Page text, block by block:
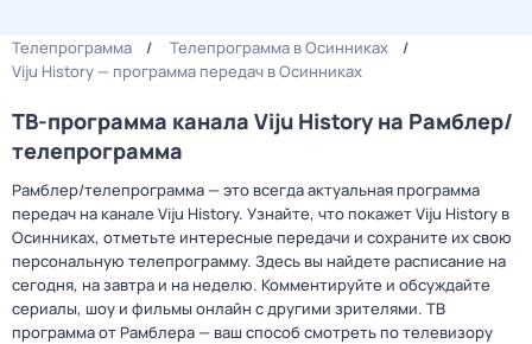
Телепрограмма
Телепрограмма в Осинниках
Viju History — программа передач в Осинниках
ТВ-программа канала Viju History на Рамблер/
телепрограмма
Рамблер/телепрограмма — это всегда актуальная программа
передач на канале Viju History. Узнайте, что покажет Viju History в
Осинниках, отметьте интересные передачи и сохраните их свою
персональную телепрограмму. Здесь вы найдете расписание на
сегодня, на завтра и на неделю. Комментируйте и обсуждайте
сериалы, шоу и фильмы онлайн с другими зрителями. ТВ
программа от Рамблера — ваш способ смотреть по телевизору